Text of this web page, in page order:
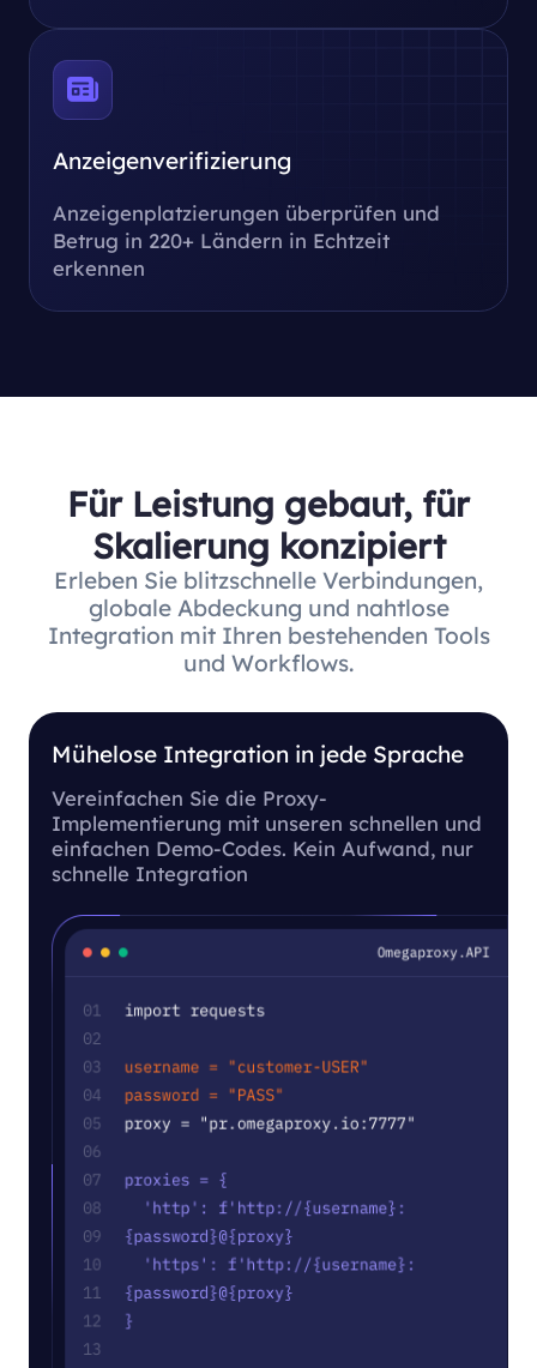
Anzeigenverifizierung
Anzeigenplatzierungen überprüfen und
Betrug in 220+ Ländern in Echtzeit
erkennen
Für Leistung gebaut, für
Skalierung konzipiert
Erleben Sie blitzschnelle Verbindungen,
globale Abdeckung und nahtlose
Integration mit Ihren bestehenden Tools
und Workflows.
Mühelose Integration in jede Sprache
Vereinfachen Sie die Proxy-
Implementierung mit unseren schnellen und
einfachen Demo-Codes. Kein Aufwand, nur
schnelle Integration